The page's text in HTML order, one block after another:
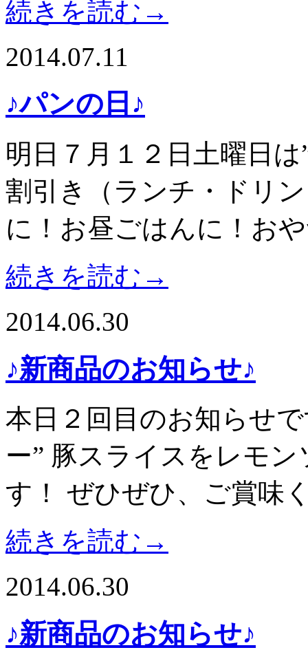
続きを読む→
2014.07.11
♪パンの日♪
明日７月１２日土曜日
割引き（ランチ・ドリ
に！お昼ごはんに！お
続きを読む→
2014.06.30
♪新商品のお知らせ♪
本日２回目のお知らせ
ー” 豚スライスをレモ
す！ ぜひぜひ、ご賞味
続きを読む→
2014.06.30
♪新商品のお知らせ♪